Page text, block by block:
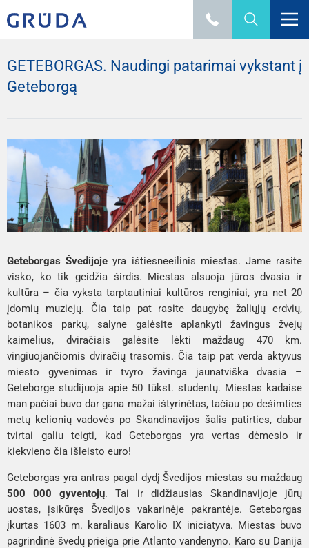
GETEBORGAS. Naudingi patarimai vykstant į
Geteborgą
Geteborgas Švedijojeyra ištiesneeilinis miestas. Jame rasite
visko, ko tik geidžia širdis. Miestas alsuoja jūros dvasia ir
kultūra – čia vyksta tarptautiniai kultūros renginiai, yra net 20
įdomių muziejų. Čia taip pat rasite daugybę žaliųjų erdvių,
botanikos parkų, salyne galėsite aplankyti žavingus žvejų
kaimelius, dviračiais galėsite lėkti maždaug 470 km.
vingiuojančiomis dviračių trasomis. Čia taip pat verda aktyvus
miesto gyvenimas ir tvyro žavinga jaunatviška dvasia –
Geteborge studijuoja apie 50 tūkst. studentų. Miestas kadaise
man pačiai buvo dar gana mažai ištyrinėtas, tačiau po dešimties
metų kelionių vadovės po Skandinavijos šalis patirties, dabar
tvirtai galiu teigti, kad Geteborgas yra vertas dėmesio ir
kiekvieno čia išleisto euro!
Geteborgas yra antras pagal dydį Švedijos miestas su maždaug
500 000 gyventojų. Tai ir didžiausias Skandinavijoje jūrų
uostas, įsikūręs Švedijos vakarinėje pakrantėje. Geteborgas
įkurtas 1603 m. karaliaus Karolio IX iniciatyva. Miestas buvo
pagrindinė švedų prieiga prie Atlanto vandenyno. Karo su Danija